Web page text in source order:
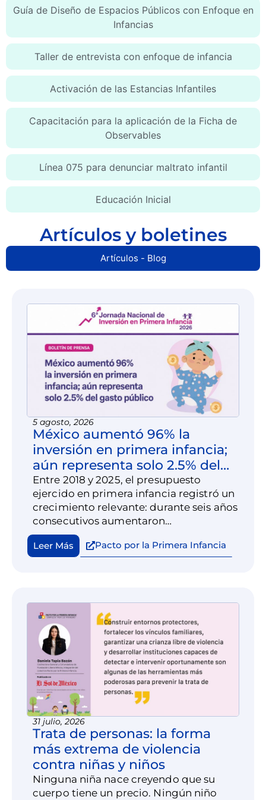
Guía de Diseño de Espacios Públicos con Enfoque en
Infancias
Taller de entrevista con enfoque de infancia
Activación de las Estancias Infantiles
Capacitación para la aplicación de la Ficha de
Observables
Línea 075 para denunciar maltrato infantil
Educación Inicial
Artículos y boletines
Artículos - Blog
5 agosto, 2026
México aumentó 96% la
inversión en primera infancia;
aún representa solo 2.5% del
gasto público
Entre 2018 y 2025, el presupuesto
ejercido en primera infancia registró un
crecimiento relevante: durante seis años
consecutivos aumentaron
nominalmente los recursos destinados a
este grupo.
Leer Más Pacto por la Primera Infancia
31 julio, 2026
Trata de personas: la forma
más extrema de violencia
contra niñas y niños
Ninguna niña nace creyendo que su
cuerpo tiene un precio. Ningún niño